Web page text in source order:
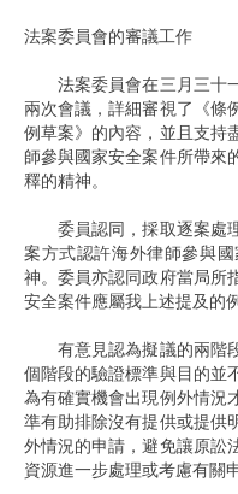
法案委員會的審議工作
法案委員會在三月三十一
兩次會議，詳細審視了《條
例草案》的內容，並且支持
師參與國家安全案件所帶來
釋的精神。
委員認同，採取逐案處
案方式認許海外律師參與
神。委員亦認同政府當局所
安全案件應屬我上述提及的
有意見認為擬議的兩階
個階段的驗證標準與目的並
為有確實機會出現例外情況
準有助排除沒有提供或提供
外情況的申請，避免讓原訟
資源進一步處理或考慮有關申